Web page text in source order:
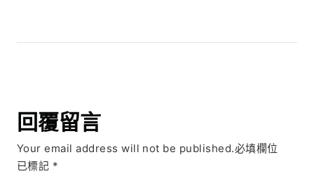
回覆留言
Your email address will not be published.必填欄位
已標記 *